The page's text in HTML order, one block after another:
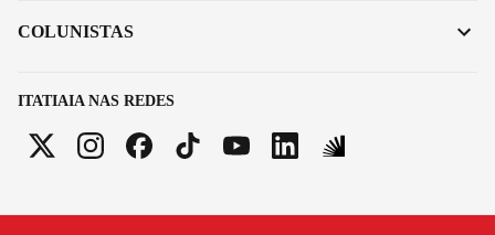
ITATIAIA NAS REDES
COLUNISTAS